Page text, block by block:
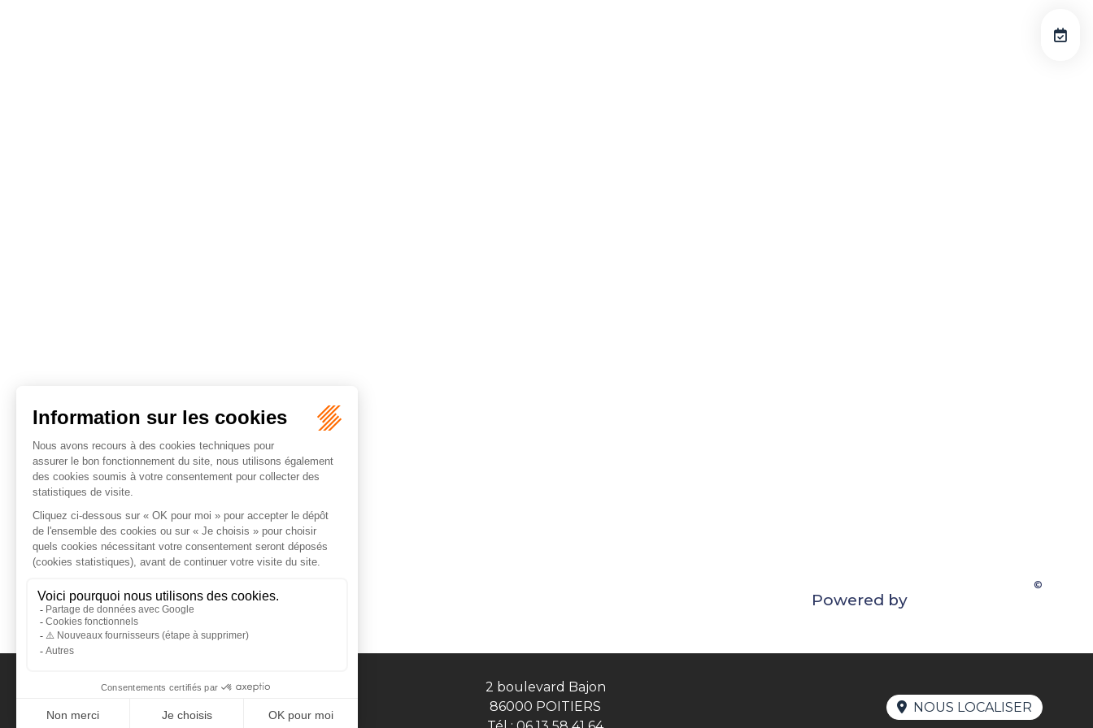
Powered by
©
CATALYSE AVOCAT
2 boulevard Bajon
86000 POITIERS
NOUS LOCALISER